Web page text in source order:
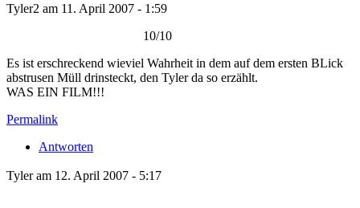
Tyler2 am 11. April 2007 - 1:59
10/10
Es ist erschreckend wieviel Wahrheit in dem auf dem ersten BLick
abstrusen Müll drinsteckt, den Tyler da so erzählt.
WAS EIN FILM!!!
Permalink
Antworten
Tyler am 12. April 2007 - 5:17